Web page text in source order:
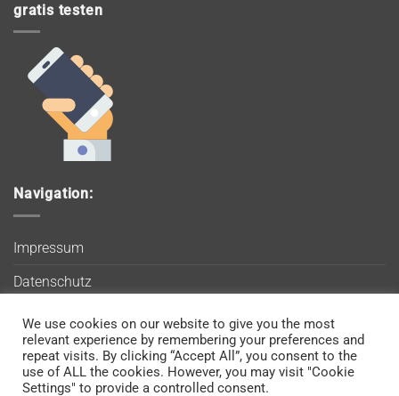
gratis testen
Navigation:
Impressum
Datenschutz
AGB
Blog
Kontakt
We use cookies on our website to give you the most
relevant experience by remembering your preferences and
repeat visits. By clicking “Accept All”, you consent to the
use of ALL the cookies. However, you may visit "Cookie
Settings" to provide a controlled consent.
Wir verwenden Cookies, um sicherzustellen, dass Sie auf
unserer Website die bestmögliche Erfahrung machen. Wenn
Sie diese Website weiterhin nutzen, gehen wir davon aus, dass